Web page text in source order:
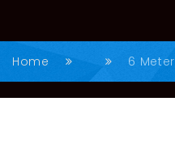
Home 6 Meter